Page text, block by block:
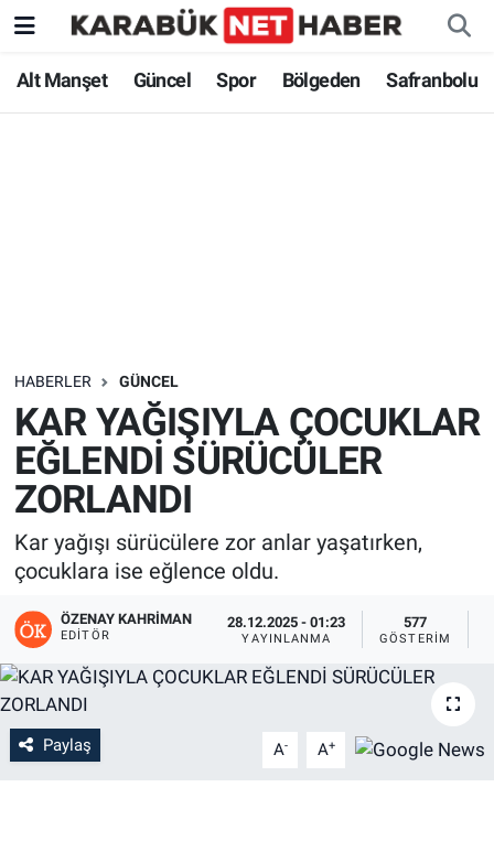
Alt Manşet Güncel Spor Bölgeden Safranbolu
HABERLER GÜNCEL
KAR YAĞIŞIYLA ÇOCUKLAR
EĞLENDİ SÜRÜCÜLER
ZORLANDI
Kar yağışı sürücülere zor anlar yaşatırken,
çocuklara ise eğlence oldu.
ÖZENAY KAHRIMAN
EDITÖR
28.12.2025 - 01:23
YAYINLANMA
577
GÖSTERIM
Paylaş A- A+